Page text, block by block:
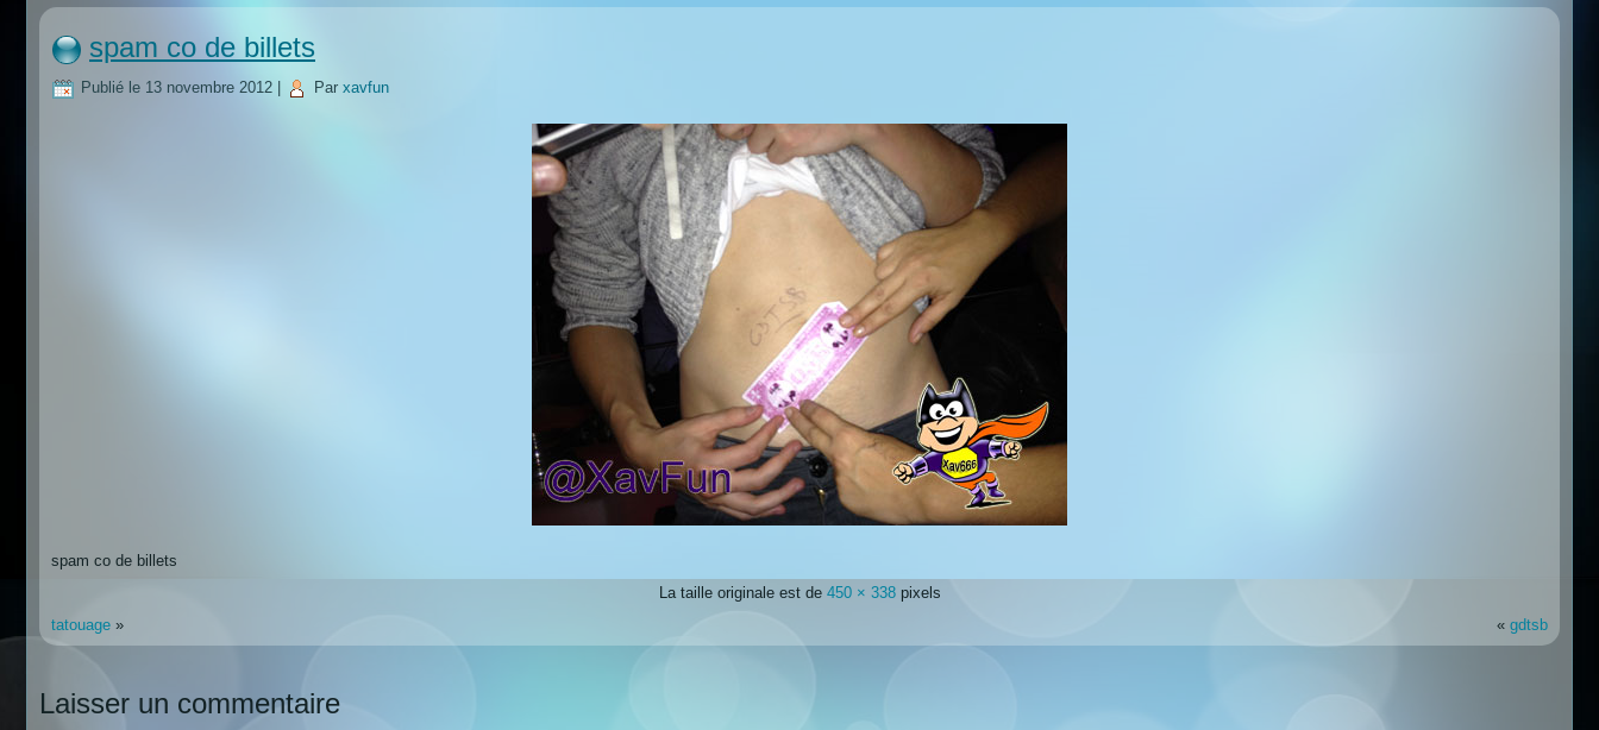
spam co de billets
Publié le 13 novembre 2012 Par xavfun
spam co de billets
La taille originale est de 450 × 338pixels
tatouage » « gdtsb
Laisser un commentaire